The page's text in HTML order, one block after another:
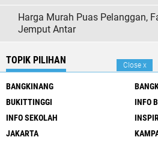
Harga Murah Puas Pelanggan,
Jemput Antar
TOPIK PILIHAN
BANGKINANG
BUKITTINGGI
INFO
INFO SEKOLAH
JAKARTA
Close x